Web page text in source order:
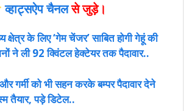
व्हाट्सऐप चैनलसे जुड़े।
क्षेत्र के लिए ‘गेम चेंजर’ साबित होगी गेहूं की
ने ली 92 क्विंटल हेक्टेयर तक पैदावार..
गर्मी को भी सहन करके बम्पर पैदावार देने
तैयार, पड़े डिटेल..